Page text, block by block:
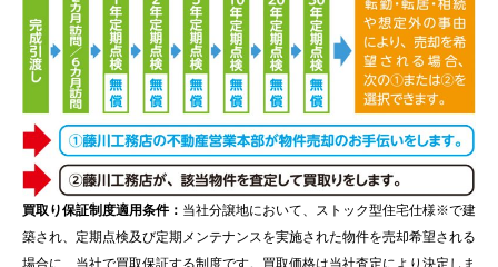
買取り保証制度適用条件： 当社分譲地において、ストック型住宅仕様※で建
築され、定期点検及び定期メンテナンスを実施された物件を売却希望される
場合に、当社で買取保証する制度です。買取価格は当社査定により決定しま